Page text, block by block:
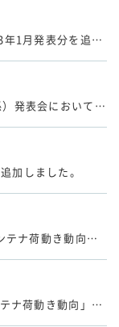
「調査・研究成果（寄稿・投稿分）」に2013年1月発表分を追加しました。
第30回交通・運輸関係調査機関等（海外関係）発表会において川﨑研究員が発表しました。
加しました。
2012年10月の「日本・アジア／米国間のコンテナ荷動き動向」速報値を掲載しました。
2012年9月の「日本・アジア／米国間のコンテナ荷動き動向」速報値を掲載しました。